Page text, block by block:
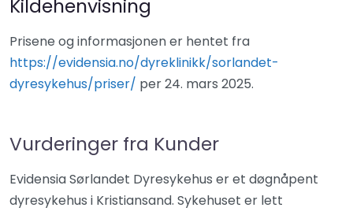
Kildehenvisning
Prisene og informasjonen er hentet fra
https://evidensia.no/dyreklinikk/sorlandet-
dyresykehus/priser/ per 24. mars 2025.
Vurderinger fra Kunder
Evidensia Sørlandet Dyresykehus er et døgnåpent
dyresykehus i Kristiansand. Sykehuset er lett